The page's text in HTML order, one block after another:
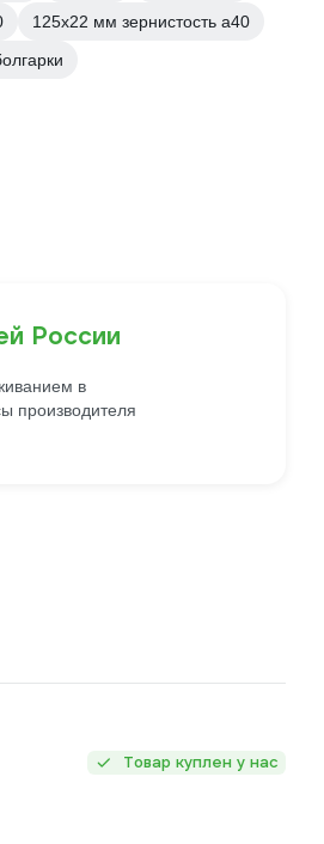
125х22 мм зернистость а40
России
в
производителя
Товар куплен у нас